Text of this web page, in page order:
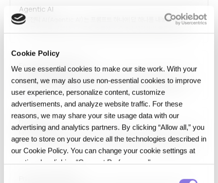
Cookie Policy
We use essential cookies to make our site work. With your
consent, we may also use non‑essential cookies to improve
user experience, personalize content, customize
advertisements, and analyze website traffic. For these
reasons, we may share your site usage data with our
advertising and analytics partners. By clicking “Allow all,” you
agree to store on your device all the technologies described in
our Cookie Policy. You can change your cookie settings at
any time by clicking “Consent Preferences."
Agentic AI
에이전틱 AI(Agentic AI)는 프롬프트 하나에 답 하나를 내놓는 대신,
Feature Engineering
피처 엔지니어링(Feature Engineering)은 원시 데이터에서 머신러닝
모델 성능을 극대화할 수 있는 특성(feature)을 선택·생성·변환하는
과정입니다. 도메인 지식 기반 파생 변수 생성, 정규화, 원-핫 인코딩, 임베딩,
교호작용 생성 등이 기법이며, 고전적 ML에서 가장 중요한 단계로
여겨집니다. 딥러닝은 자동 특성 추출이 강점이지만, 구조화…
Data Drift
데이터 드리프트(Data Drift) 는 프로덕션 AI 시스템에 들어가는 데이터가
시간이 지나며 바뀌어, 모델 코드는 그대로인데 입력이 처음 만들고 검증할
때와 더는 맞지 않게 되는 현상입니다.